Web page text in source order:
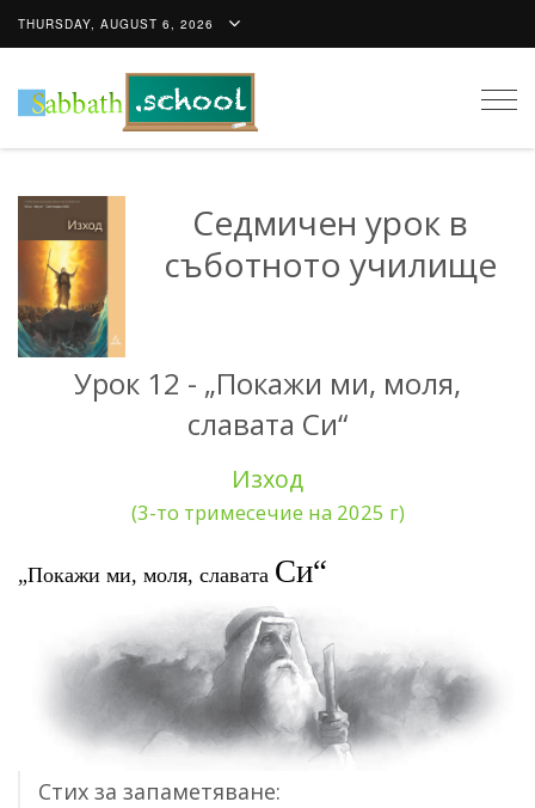
THURSDAY, AUGUST 6, 2026
Седмичен урок в
съботното училище
Урок 12 - „Покажи ми, моля,
славата Си“
Изход
(3-то тримесечие на 2025 г)
„Покажи ми, моля, славата Си“
Стих за запаметяване: